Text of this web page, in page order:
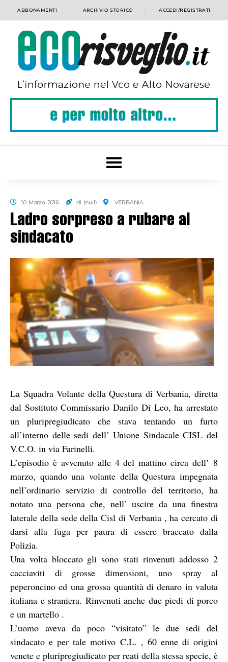
ABBONAMENTI ARCHIVIO STORICO ACCEDI/REGISTRATI
10 Marzo 2016 di (null) VERBANIA
Ladro sorpreso a rubare al
sindacato
La Squadra Volante della Questura di Verbania, diretta
dal Sostituto Commissario Danilo Di Leo, ha arrestato
un pluripregiudicato che stava tentando un furto
all’interno delle sedi dell’ Unione Sindacale CISL del
V.C.O. in via Farinelli.
L’episodio è avvenuto alle 4 del mattino circa dell’ 8
marzo, quando una volante della Questura impegnata
nell’ordinario servizio di controllo del territorio, ha
notato una persona che, nell’ uscire da una finestra
laterale della sede della Cisl di Verbania , ha cercato di
darsi alla fuga per paura di essere braccato dalla
Polizia.
Una volta bloccato gli sono stati rinvenuti addosso 2
cacciaviti di grosse dimensioni, uno spray al
peperoncino ed una grossa quantità di denaro in valuta
italiana e straniera. Rinvenuti anche due piedi di porco
e un martello .
L’uomo aveva da poco “visitato” le due sedi del
sindacato e per tale motivo C.L. , 60 enne di origini
venete e pluripregiudicato per reati della stessa specie, è